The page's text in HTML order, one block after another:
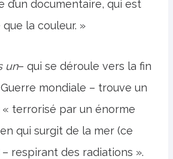
d’un documentaire, qui est
la couleur. »
un– qui se déroule vers la fin
mondiale – trouve un
terrorisé par un énorme
qui surgit de la mer (ce
respirant des radiations ».